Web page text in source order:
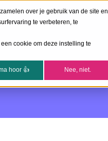
over je gebruik van de site en
te verbeteren, te
cookie om deze instelling te
hoor 👍 Nee, niet.